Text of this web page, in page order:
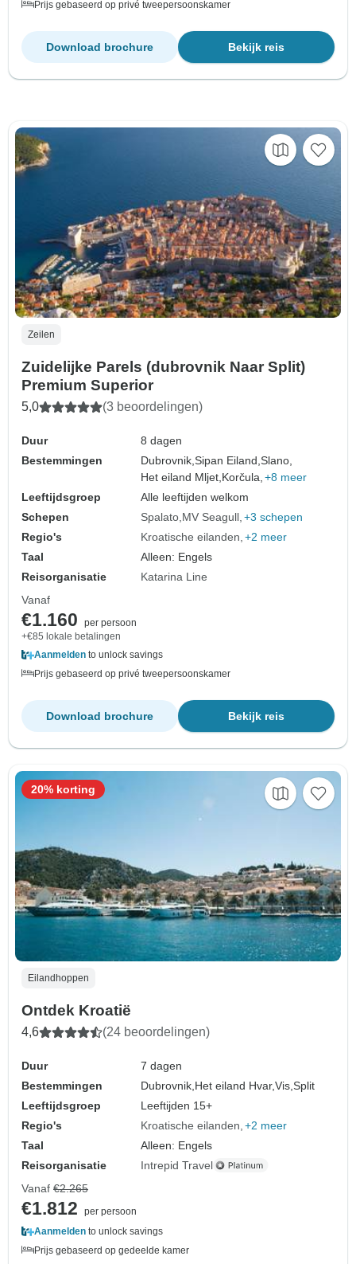
Prijs gebaseerd op privé tweepersoonskamer
Bekijk reis
Download brochure
Zeilen
Zuidelijke Parels (dubrovnik Naar Split)
Premium Superior
5,0 (3 beoordelingen)
Duur
8 dagen
Bestemmingen
Dubrovnik,Sipan Eiland,Slano,
Het eiland Mljet, Korčula, +8 meer
Leeftijdsgroep
Alle leeftijden welkom
Schepen
Spalato MV Seagull +3 schepen
Regio's
Kroatische eilanden +2 meer
Taal
Alleen: Engels
Reisorganisatie
Katarina Line
Vanaf
€1.160
per persoon
+€85 lokale betalingen
Aanmelden to unlock savings
Prijs gebaseerd op privé tweepersoonskamer
Bekijk reis
Download brochure
Eilandhoppen
Ontdek Kroatië
4,6 (24 beoordelingen)
Duur
7 dagen
Bestemmingen
Dubrovnik, Het eiland Hvar,Vis,Split
Leeftijdsgroep
Leeftijden 15+
Regio's
Kroatische eilanden +2 meer
Taal
Alleen: Engels
Reisorganisatie
Intrepid Travel
20% korting
Vanaf €2.265
€1.812
per persoon
Aanmelden to unlock savings
Prijs gebaseerd op gedeelde kamer